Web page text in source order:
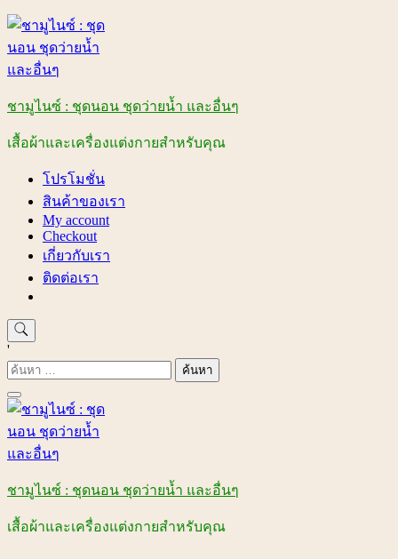
Skip
content
ชามูไนซ์ : ชุดนอน ชุดว่ายน้ำ และอื่นๆ
เสื้อผ้าและเครื่องแต่งกายสำหรับคุณ
โปรโมชั่น
สินค้าของเรา
My account
Checkout
เกี่ยวกับเรา
ติดต่อเรา
'
ค้นหา
สำหรับ:
ชามูไนซ์ : ชุดนอน ชุดว่ายน้ำ และอื่นๆ
เสื้อผ้าและเครื่องแต่งกายสำหรับคุณ